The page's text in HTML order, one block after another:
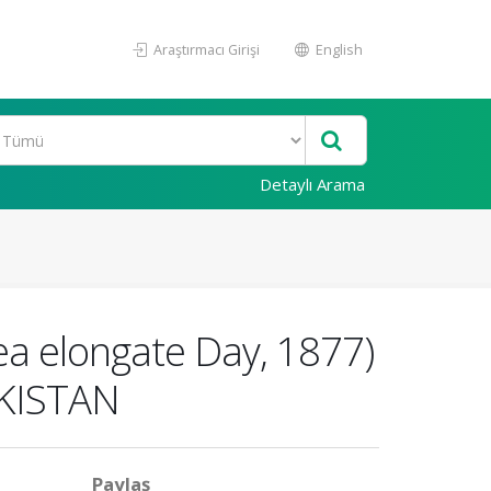
Araştırmacı Girişi English
Detaylı Arama
elongate Day, 1877)
Paylaş